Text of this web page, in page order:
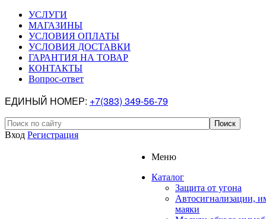
УСЛУГИ
МАГАЗИНЫ
УСЛОВИЯ ОПЛАТЫ
УСЛОВИЯ ДОСТАВКИ
ГАРАНТИЯ НА ТОВАР
КОНТАКТЫ
Вопрос-ответ
ЕДИНЫЙ НОМЕР: +7(383) 349-56-79
Вход Регистрация
Меню
Каталог
Защита от угона
Автосигнализации,
маяки